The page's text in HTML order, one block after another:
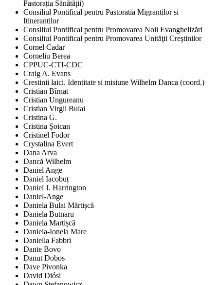
Pastorația Sănătății)
Consiliul Pontifical pentru Pastoratia Migrantilor si
Itinerantilor
Consiliul Pontifical pentru Promovarea Noii Evanghelizări
Consiliul Pontifical pentru Promovarea Unităţii Creştinilor
Cornel Cadar
Corneliu Berea
CPPUC-CTI-CDC
Craig A. Evans
Crestinii laici. Identitate si misiune Wilhelm Danca (coord.)
Cristian Bîrnat
Cristian Ungureanu
Cristian Virgil Bulai
Cristina G.
Cristina Șoican
Cristinel Fodor
Crystalina Evert
Dana Arva
Dancă Wilhelm
Daniel Ange
Daniel Iacobuț
Daniel J. Harrington
Daniel-Ange
Daniela Bulai Mărtișcă
Daniela Butnaru
Daniela Martișcă
Daniela-Ionela Mare
Daniella Fabbri
Dante Bovo
Danut Dobos
Dave Pivonka
David Diósi